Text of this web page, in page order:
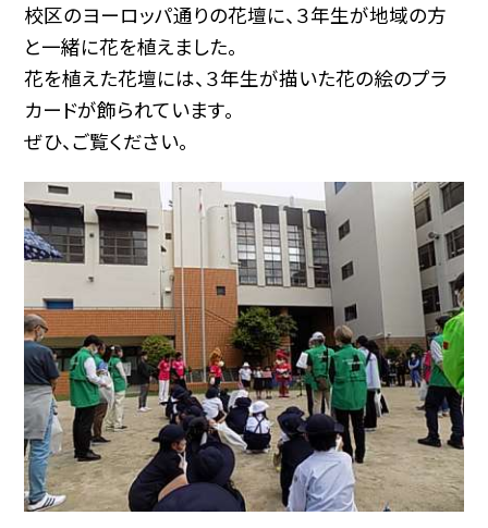
校区のヨーロッパ通りの花壇に、３年生が地域の方
と一緒に花を植えました。
花を植えた花壇には、３年生が描いた花の絵のプラ
カードが飾られています。
ぜひ、ご覧ください。